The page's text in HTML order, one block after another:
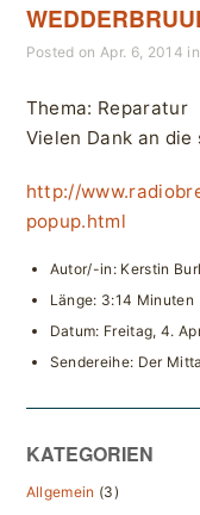
Posted on Apr. 6, 2014 in
Thema: Reparatur
Vielen Dank an
http://
popup.html
Autor/-in: Kerstin
Länge: 3:14 Minuten
Datum: Freitag, 4.
Sendereihe: Der
KATEGORIEN
Allgemein (3)